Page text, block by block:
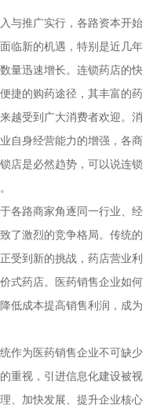
推广实行，各路资本开始
临新的机遇，特别是近几年
量迅速增长。连锁药店的快
捷的购药途径，其丰富的药
越受到广大消费者欢迎。消
自身经营能力的增强，各商
店是必然趋势，可以说连锁
路商家角逐同一行业、经
了激烈的竞争格局。传统的
受到新的挑战，药店营业利
式药店。医药销售企业如何
低成本提高销售利润，成为
为医药销售企业不可缺少
重视，引进信息化建设被视
、加快发展、提升企业核心